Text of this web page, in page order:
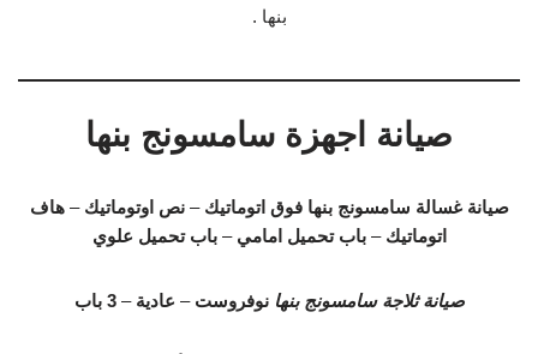
بنها .
صيانة اجهزة سامسونج بنها
صيانة غسالة سامسونج بنها فوق اتوماتيك –نص اوتوماتيك –هاف
اتوماتيك –باب تحميل امامي –باب تحميل علوي
صيانة ثلاجة سامسونج بنها نوفروست – عادية –3 باب